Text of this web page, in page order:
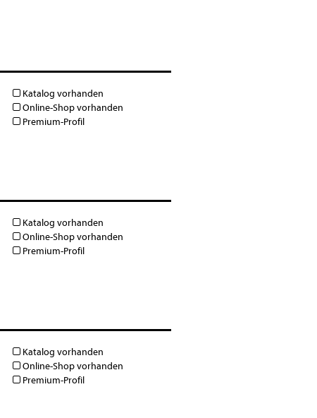
Katalog vorhanden
Online-Shop vorhanden
Premium-Profil
Katalog vorhanden
Online-Shop vorhanden
Premium-Profil
Katalog vorhanden
Online-Shop vorhanden
Premium-Profil